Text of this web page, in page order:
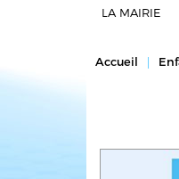
LA MAIRIE
Accueil